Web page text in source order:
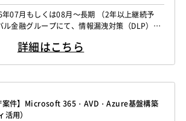
層歓迎
リモートOK
もしくは08月～長期 （2年以上継続予
金融グループにて、情報漏洩対策（DLP）領
ィア利用時の情報漏洩防止に関する運用／設計
詳細はこちら
案件】Microsoft 365・AVD・Azure基盤構築
活用）